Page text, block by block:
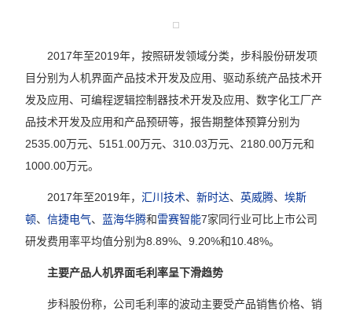
2017年至2019年，按照研发领域分类，步科股份研发项
目分别为人机界面产品技术开发及应用、驱动系统产品技术开
发及应用、可编程逻辑控制器技术开发及应用、数字化工厂产
品技术开发及应用和产品预研等，报告期整体预算分别为
2535.00万元、5151.00万元、310.03万元、2180.00万元和
1000.00万元。
2017年至2019年， 汇川技术、 新时达、 英威腾、 埃斯
顿、 信捷电气、 蓝海华腾和雷赛智能7家同行业可比上市公司
研发费用率平均值分别为8.89%、9.20%和10.48%。
主要产品人机界面毛利率呈下滑趋势
步科股份称，公司毛利率的波动主要受产品销售价格、销